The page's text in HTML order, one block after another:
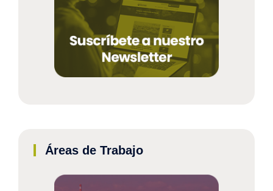
Áreas de Trabajo